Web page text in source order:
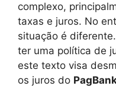
complexo,
taxas e juros. No
situação é
ter uma política de
este texto visa
os juros do